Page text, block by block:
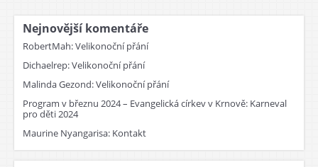
Nejnovější komentáře
RobertMah:Velikonoční přání
Dichaelrep:Velikonoční přání
Malinda Gezond:Velikonoční přání
Program v březnu 2024 – Evangelická církev v Krnově: Karneval
pro děti 2024
Maurine Nyangarisa: Kontakt